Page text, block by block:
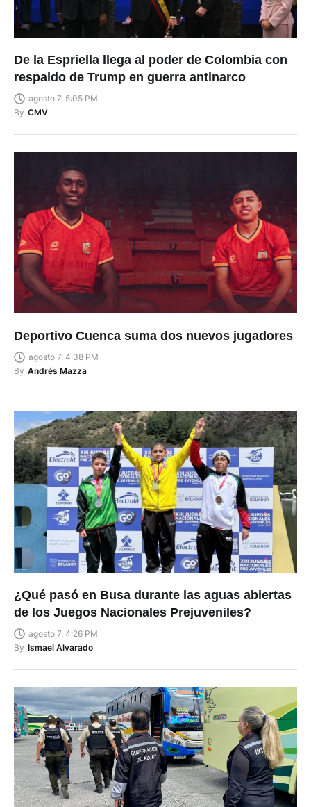
De la Espriella llega al poder de Colombia con
respaldo de Trump en guerra antinarco
agosto 7, 5:05 PM
By CMV
Deportivo Cuenca suma dos nuevos jugadores
agosto 7, 4:38 PM
By Andrés Mazza
¿Qué pasó en Busa durante las aguas abiertas
de los Juegos Nacionales Prejuveniles?
agosto 7, 4:26 PM
By Ismael Alvarado